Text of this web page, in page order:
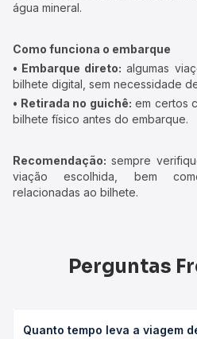
água mineral.
Como funciona o embarque
• Embarque direto: algumas
bilhete digital, sem necessidade
• Retirada no guichê: em certos
bilhete físico antes do embarque.
Recomendação: sempre
viação escolhida, bem
relacionadas ao bilhete.
Perguntas
Quanto tempo leva a viagem